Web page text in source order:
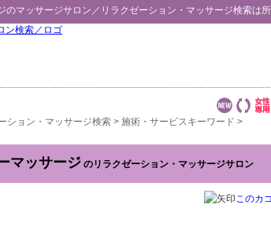
のマッサージサロン／ リラクゼーション・マッサージ検索は
ション・マッサージ検索 > 施術・サービスキーワード >
マッサージ のリラクゼーション・マッサージサロン
このカ